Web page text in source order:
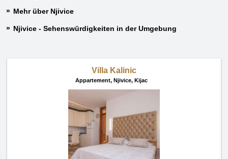
Mehr über Njivice
Njivice - Sehenswürdigkeiten in der Umgebung
Villa Kalinic
Appartement, Njivice, Kijac